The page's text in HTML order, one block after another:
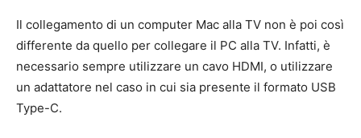
Il collegamento di un computer Mac alla TV non è poi così
differente da quello per collegare il PC alla TV. Infatti, è
necessario sempre utilizzare un cavo HDMI, o utilizzare
un adattatore nel caso in cui sia presente il formato USB
Type-C.